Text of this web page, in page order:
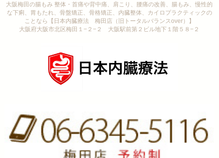
大阪梅田の腸もみ 整体・首痛や背中痛、肩こり、腰痛の改善、腸もみ、慢性的
な下痢、胃もたれ、骨盤矯正、骨格矯正、内臓整体、カイロプラクティックの
ことなら【日本内臓療法 梅田店（旧トータルバランスover）】
大阪府大阪市北区梅田１−２−２ 大阪駅前第２ビル地下１階５８−２